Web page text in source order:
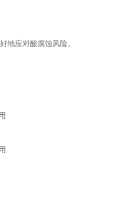
地应对酸腐蚀风险。